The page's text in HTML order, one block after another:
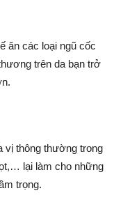
ăn các loại ngũ cốc
trên da bạn trở
vị thông thường trong
lại làm cho những
trọng.